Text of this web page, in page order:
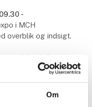
Om
-
i MCH
overblik og indsigt.
guider vi dig, som
det, du skal huske –
men har du ikke